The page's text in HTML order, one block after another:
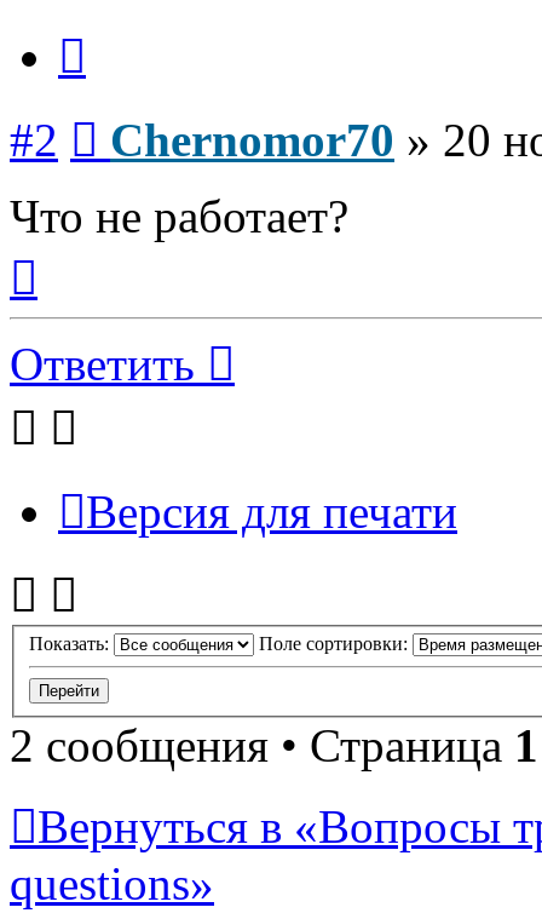
#2 Chernomor70 » 20
Что не работает?
началу
Ответить
Версия для печати
Показать: Поле сортировки:
2 сообщения • Страница 1
Вернуться в «Вопросы
questions»